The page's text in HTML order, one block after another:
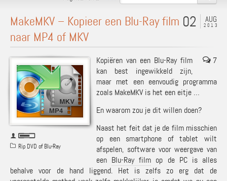
AUG
2013
02
MakeMKV – Kopieer een Blu-Ray film
naar MP4 of MKV
Rip DVD of Blu-Ray
7
Kopiëren van een Blu-Ray film
kan best ingewikkeld zijn,
maar met een eenvoudig programma
zoals MakeMKV is het een eitje …
En waarom zou je dit willen doen?
Naast het feit dat je de film misschien
op een smartphone of tablet wilt
afspelen, software voor weergave van
een Blu-Ray film op de PC is alles
behalve voor de hand liggend. Het is zelfs zo erg dat de